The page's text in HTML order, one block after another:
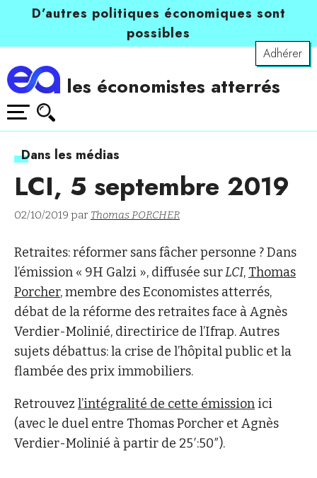
D’autres politiques économiques sont
possibles
Adhérer
les économistes atterrés
Dans les médias
LCI, 5 septembre 2019
02/10/2019 par Thomas PORCHER
Retraites: réformer sans fâcher personne ? Dans
l’émission « 9H Galzi », diffusée surLCI, Thomas
Porcher, membre des Economistes atterrés,
débat de la réforme des retraites face à Agnès
Verdier-Molinié, directirice de l’Ifrap. Autres
sujets débattus: la crise de l’hôpital public et la
flambée des prix immobiliers.
Retrouvez l’intégralité de cette émission ici
(avec le duel entre Thomas Porcher et Agnès
Verdier-Molinié à partir de 25′:50″).